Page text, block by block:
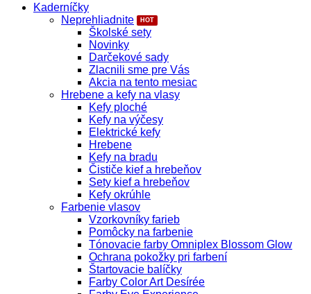
Kaderníčky
Neprehliadnite
Školské sety
Novinky
Darčekové sady
Zlacnili sme pre Vás
Akcia na tento mesiac
Hrebene a kefy na vlasy
Kefy ploché
Kefy na výčesy
Elektrické kefy
Hrebene
Kefy na bradu
Čističe kief a hrebeňov
Sety kief a hrebeňov
Kefy okrúhle
Farbenie vlasov
Vzorkovníky farieb
Pomôcky na farbenie
Tónovacie farby Omniplex Blossom Glow
Ochrana pokožky pri farbení
Štartovacie balíčky
Farby Color Art Desírée